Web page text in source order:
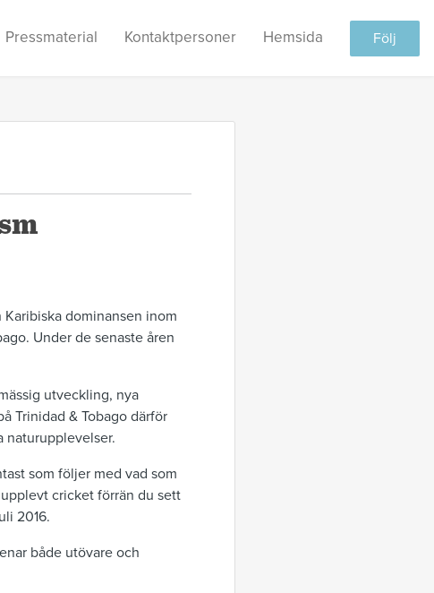
Pressmaterial Kontaktpersoner Hemsida Följ
dominansen inom
Under de senaste åren
utveckling, nya
Trinidad & Tobago därför
naturupplevelser.
som följer med vad som
cricket förrän du sett
2016.
både utövare och